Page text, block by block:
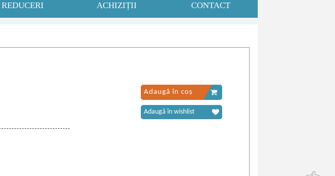
REDUCERI ACHIZIȚII CONTACT
Adaugă în coș
Adaugă în wishlist